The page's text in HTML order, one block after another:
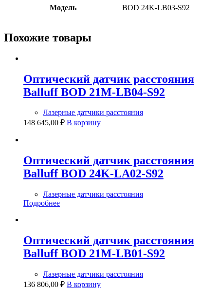
Модель BOD 24K-LB03-S92
Похожие товары
Оптический датчик расстояния
Balluff BOD 21M-LB04-S92
Лазерные датчики расстояния
148 645,00 ₽ В корзину
Оптический датчик расстояния
Balluff BOD 24K-LA02-S92
Лазерные датчики расстояния
Подробнее
Оптический датчик расстояния
Balluff BOD 21M-LB01-S92
Лазерные датчики расстояния
136 806,00 ₽ В корзину